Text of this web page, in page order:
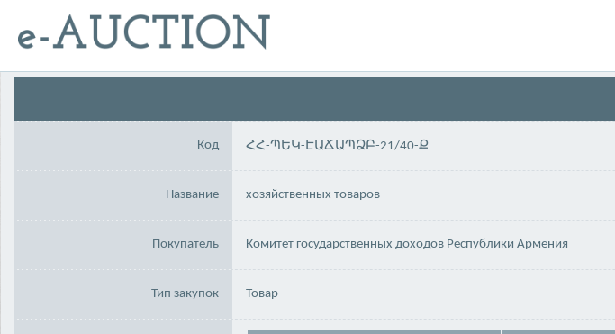
Код ՀՀ-ՊԵԿ-ԷԱՃԱՊՁԲ-21/40-Ք
Название хозяйственных товаров
Покупатель Комитет государственных доходов Республики Армения
Тип закупок Товар